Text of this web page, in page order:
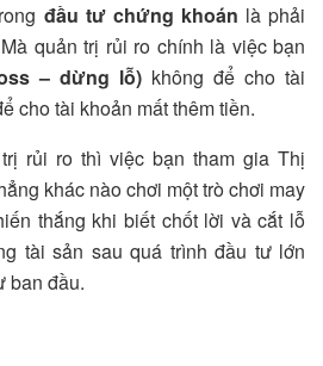
đầu tư chứng khoán là phải
quản trị rủi ro chính là việc bạn
– dừng lỗ) không để cho tài
cho tài khoản mất thêm tiền.
rủi ro thì việc bạn tham gia Thị
khác nào chơi một trò chơi may
thắng khi biết chốt lời và cắt lỗ
tài sản sau quá trình đầu tư lớn
ban đầu.